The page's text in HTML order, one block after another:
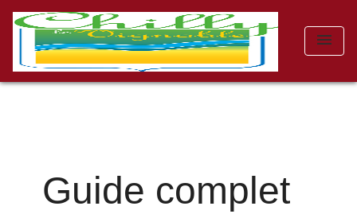
menu
Guide complet